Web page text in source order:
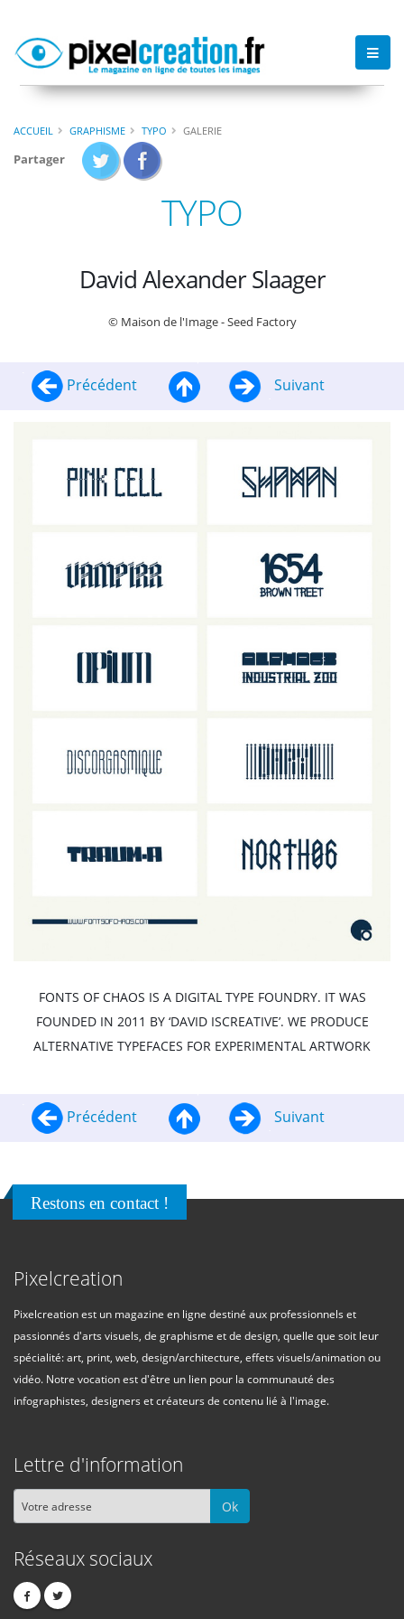
ACCUEIL GRAPHISME TYPO GALERIE
Partager
TYPO
David Alexander Slaager
© Maison de l'Image - Seed Factory
Précédent Suivant
FONTS OF CHAOS IS A DIGITAL TYPE FOUNDRY. IT WAS
FOUNDED IN 2011 BY ‘DAVID ISCREATIVE’. WE PRODUCE
ALTERNATIVE TYPEFACES FOR EXPERIMENTAL ARTWORK
Précédent Suivant
Restons en contact !
Pixelcreation
Pixelcreation est un magazine en ligne destiné aux professionnels et
passionnés d'arts visuels, de graphisme et de design, quelle que soit leur
spécialité: art, print, web, design/architecture, effets visuels/animation ou
vidéo. Notre vocation est d'être un lien pour la communauté des
infographistes, designers et créateurs de contenu lié à l'image.
Lettre d'information
Ok
Réseaux sociaux